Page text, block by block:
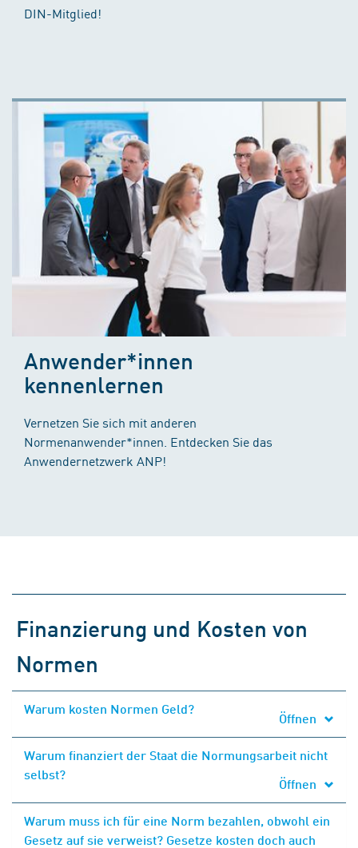
DIN-Mitglied!
Anwender*innen
kennenlernen
Vernetzen Sie sich mit anderen
Normenanwender*innen. Entdecken Sie das
Anwendernetzwerk ANP!
Finanzierung und Kosten von
Normen
Warum kosten Normen Geld?
Öffnen
Warum finanziert der Staat die Normungsarbeit nicht
selbst?
Öffnen
Warum muss ich für eine Norm bezahlen, obwohl ein
Gesetz auf sie verweist? Gesetze kosten doch auch